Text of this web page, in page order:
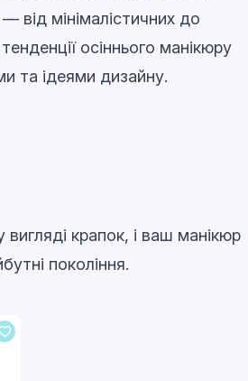
від мінімалістичних до
осіннього манікюру
та ідеями дизайну.
крапок, і ваш манікюр
покоління.